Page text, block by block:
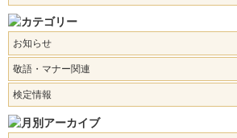
お知らせ
敬語・マナー関連
検定情報